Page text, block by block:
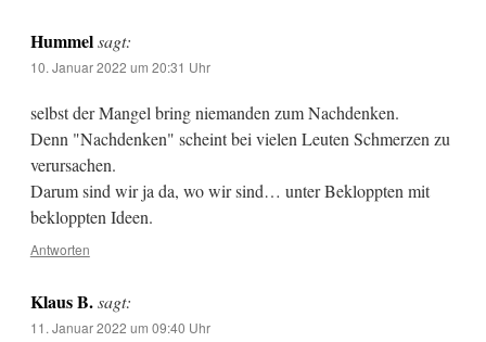
Hummel sagt:
10. Januar 2022 um 20:31 Uhr
selbst der Mangel bring niemanden zum Nachdenken.
Denn "Nachdenken" scheint bei vielen Leuten Schmerzen zu
verursachen.
Darum sind wir ja da, wo wir sind… unter Bekloppten mit
bekloppten Ideen.
Antworten
Klaus B. sagt:
11. Januar 2022 um 09:40 Uhr